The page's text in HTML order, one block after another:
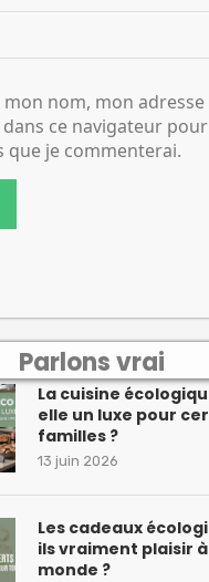
nom, mon adresse
ce navigateur
que je commenterai.
Parlons vrai
La cuisine
elle un luxe pour
familles ?
13 juin 2026
Les cadeaux
ils vraiment plaisir
monde ?